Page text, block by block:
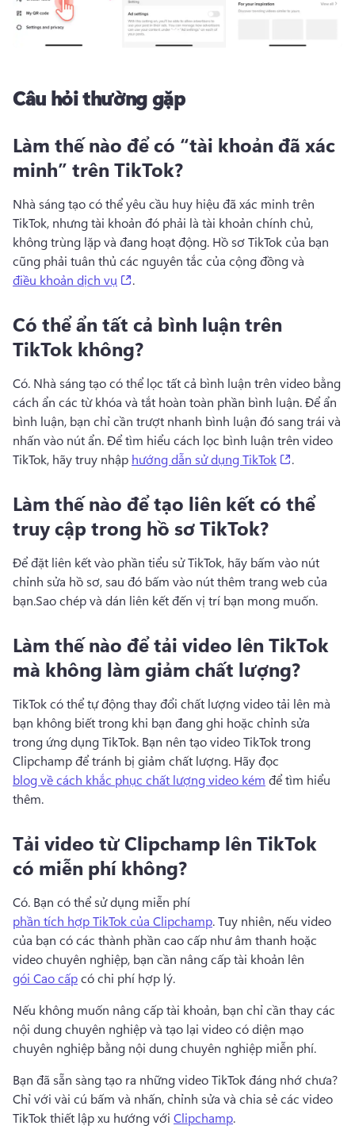
Câu hỏi thường gặp
Làm thế nào để có “tài khoản đã xác
minh” trên TikTok?
Nhà sáng tạo có thể yêu cầu huy hiệu đã xác minh trên
TikTok, nhưng tài khoản đó phải là tài khoản chính chủ,
không trùng lặp và đang hoạt động. Hồ sơ TikTok của bạn
cũng phải tuân thủ các nguyên tắc của cộng đồng và
điều khoản dịch vụ
.
Có thể ẩn tất cả bình luận trên
TikTok không?
Có. Nhà sáng tạo có thể lọc tất cả bình luận trên video bằng
cách ẩn các từ khóa và tắt hoàn toàn phần bình luận. Để ẩn
bình luận, bạn chỉ cần trượt nhanh bình luận đó sang trái và
nhấn vào nút ẩn. Để tìm hiểu cách lọc bình luận trên video
TikTok, hãy truy nhập hướng dẫn sử dụng TikTok .
Làm thế nào để tạo liên kết có thể
truy cập trong hồ sơ TikTok?
Để đặt liên kết vào phần tiểu sử TikTok, hãy bấm vào nút
chỉnh sửa hồ sơ, sau đó bấm vào nút thêm trang web của
bạn.Sao chép và dán liên kết đến vị trí bạn mong muốn.
Làm thế nào để tải video lên TikTok
mà không làm giảm chất lượng?
TikTok có thể tự động thay đổi chất lượng video tải lên mà
bạn không biết trong khi bạn đang ghi hoặc chỉnh sửa
trong ứng dụng TikTok. Bạn nên tạo video TikTok trong
Clipchamp để tránh bị giảm chất lượng. Hãy đọc
blog về cách khắc phục chất lượng video kém để tìm hiểu
thêm.
Tải video từ Clipchamp lên TikTok
có miễn phí không?
Có. Bạn có thể sử dụng miễn phí
phần tích hợp TikTok của Clipchamp. Tuy nhiên, nếu video
của bạn có các thành phần cao cấp như âm thanh hoặc
video chuyên nghiệp, bạn cần nâng cấp tài khoản lên
gói Cao cấp có chi phí hợp lý.
Nếu không muốn nâng cấp tài khoản, bạn chỉ cần thay các
nội dung chuyên nghiệp và tạo lại video có diện mạo
chuyên nghiệp bằng nội dung chuyên nghiệp miễn phí.
Chỉ với vài cú bấm và nhấn, chỉnh sửa và chia sẻ các video
TikTok thiết lập xu hướng với Clipchamp.